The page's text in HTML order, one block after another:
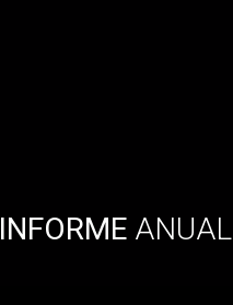
INFORME ANUAL